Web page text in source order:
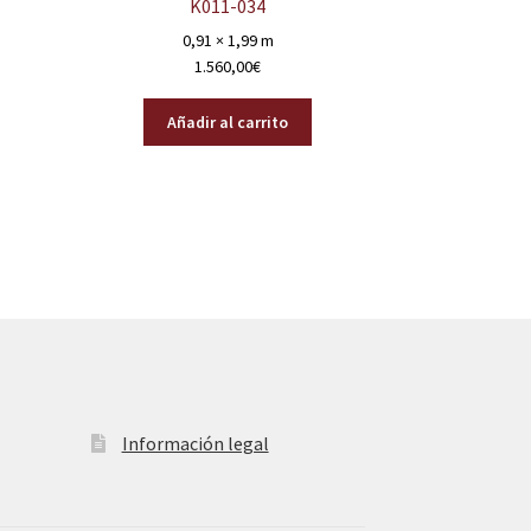
K011-034
0,91 × 1,99 m
1.560,00€
Añadir al carrito
Información legal